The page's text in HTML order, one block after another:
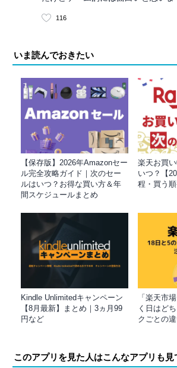
116
いま読んでおきたい
【保存版】2026年Amazonセー
ル完全攻略ガイド｜次のセー
ルはいつ？お得な買い方＆年
間スケジュールまとめ
楽天お買
いつ？【
程・買う
Kindle Unlimitedキャンペーン
【8月最新】まとめ｜3ヵ月99
円など
「楽天市
く日はど
クごとの
このアプリを見た人はこんなアプリも見